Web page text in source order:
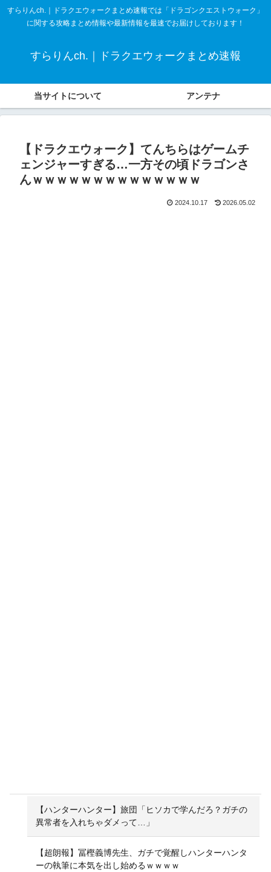
すらりんch.｜ドラクエウォークまとめ速報では「ドラゴンクエストウォーク」
に関する攻略まとめ情報や最新情報を最速でお届けしております！
すらりんch.｜ドラクエウォークまとめ速報
当サイトについて アンテナ
【ドラクエウォーク】てんちらはゲームチ
ェンジャーすぎる…一方その頃ドラゴンさ
んｗｗｗｗｗｗｗｗｗｗｗｗｗｗ
2024.10.17 2026.05.02
【ハンターハンター】旅団「ヒソカで学んだろ？ガチの
異常者を入れちゃダメって…」
【超朗報】冨樫義博先生、ガチで覚醒しハンターハンタ
ーの執筆に本気を出し始めるｗｗｗｗ